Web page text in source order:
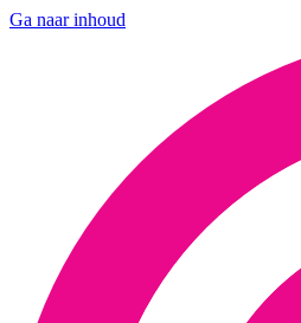
Ga naar inhoud